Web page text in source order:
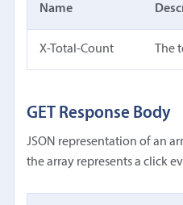
Name
X-Total-Count
GET Response Body
JSON representation of an
the array represents a click